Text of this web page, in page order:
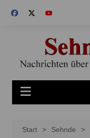
Inhalt
Start Sehnde